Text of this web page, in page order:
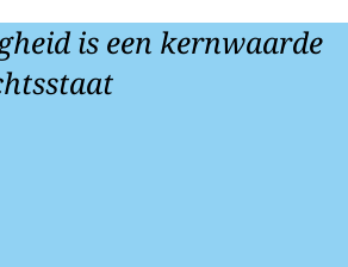
is een kernwaarde